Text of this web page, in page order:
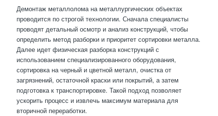
Демонтаж металлолома на металлургических объектах
проводится по строгой технологии. Сначала специалисты
проводят детальный осмотр и анализ конструкций, чтобы
определить метод разборки и приоритет сортировки металла.
Далее идет физическая разборка конструкций с
использованием специализированного оборудования,
сортировка на черный и цветной металл, очистка от
загрязнений, остаточной краски или покрытий, а затем
подготовка к транспортировке. Такой подход позволяет
ускорить процесс и извлечь максимум материала для
вторичной переработки.